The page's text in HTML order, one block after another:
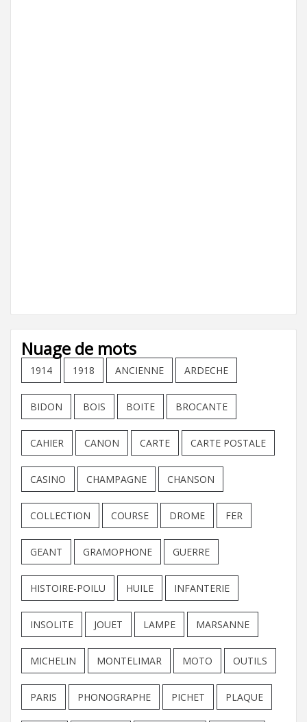
Nuage de mots
1914 1918 ANCIENNE ARDECHE
BIDON BOIS BOITE BROCANTE
CAHIER CANON CARTE CARTE POSTALE
CASINO CHAMPAGNE CHANSON
COLLECTION COURSE DROME FER
GEANT GRAMOPHONE GUERRE
HISTOIRE-POILU HUILE INFANTERIE
INSOLITE JOUET LAMPE MARSANNE
MICHELIN MONTELIMAR MOTO OUTILS
PARIS PHONOGRAPHE PICHET PLAQUE